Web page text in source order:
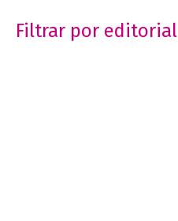
Filtrar por editorial